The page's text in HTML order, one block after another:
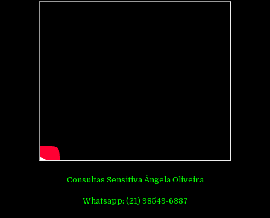
Consultas Sensitiva Ângela Oliveira
Whatsapp: (21) 98549-6387